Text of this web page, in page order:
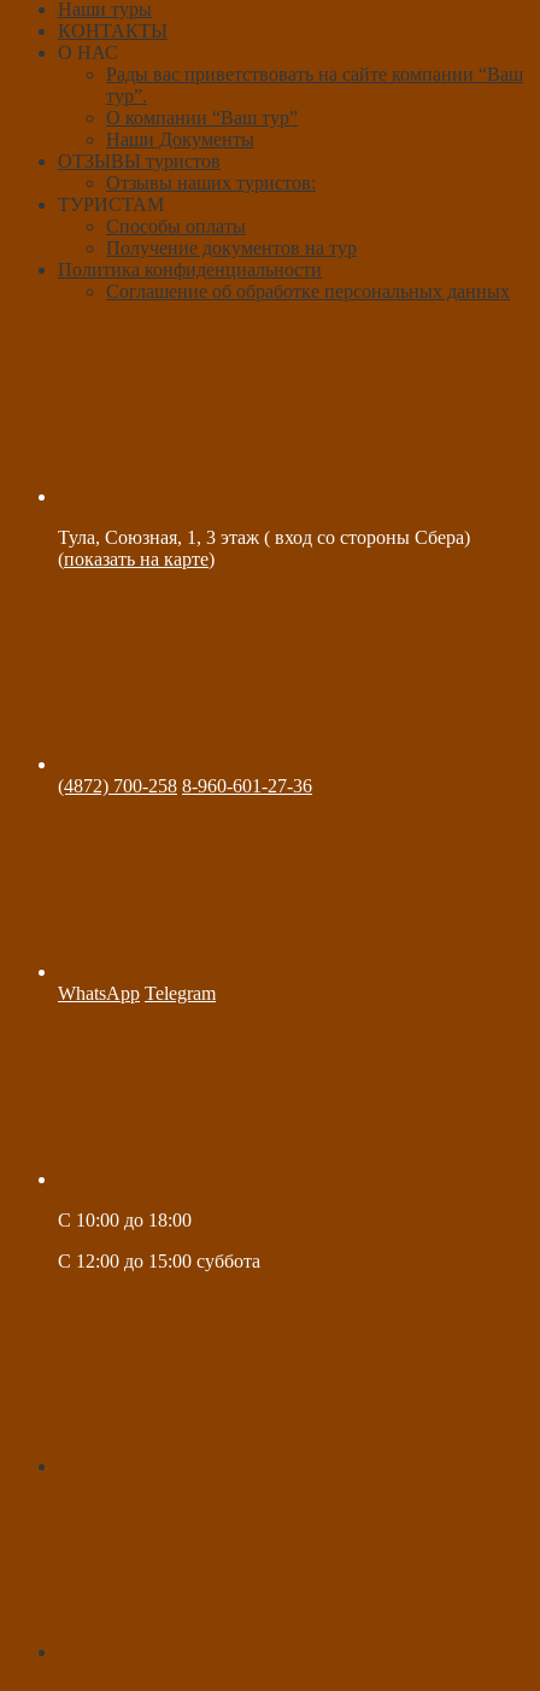
Наши туры
КОНТАКТЫ
О НАС
Рады вас приветствовать на сайте компании “Ваш
тур”.
О компании “Ваш тур”
Наши Документы
ОТЗЫВЫ туристов
Отзывы наших туристов:
ТУРИСТАМ
Способы оплаты
Получение документов на тур
Политика конфиденциальности
Соглашение об обработке персональных данных
Тула, Союзная, 1, 3 этаж ( вход со стороны Сбера)
(показать на карте)
(4872) 700-258 8-960-601-27-36
WhatsApp Telegram
C 10:00 до 18:00
C 12:00 до 15:00 суббота